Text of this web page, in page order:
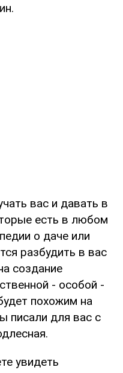
вас и давать в
есть в любом
о даче или
разбудить в вас
создание
- особой -
похожим на
писали для вас с
увидеть